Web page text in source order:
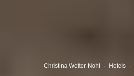
Christina Wetter-Nohl · Hotels ·